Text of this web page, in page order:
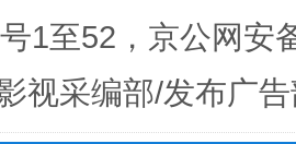
抗生素超标问题” 法
1至52，京公网安
视采编部/发布广